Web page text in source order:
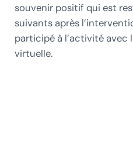
souvenir positif qui est
suivants après
participé à l’activité avec
virtuelle.